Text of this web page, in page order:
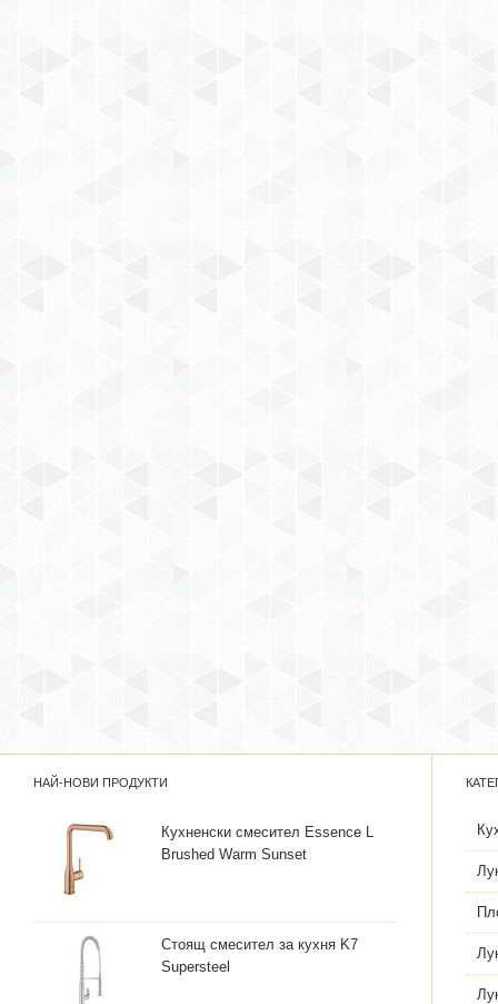
НАЙ-НОВИ ПРОДУКТИ
Кухненски смесител Essence L
Brushed Warm Sunset
Стоящ смесител за кухня K7
Supersteel